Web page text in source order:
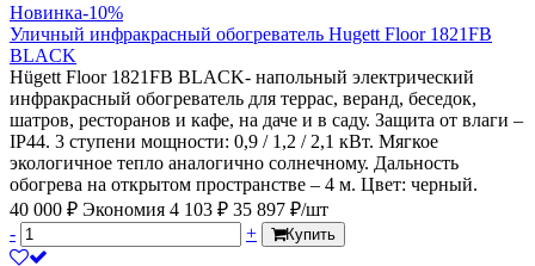
Новинка-10%
Уличный инфракрасный обогреватель Hugett Floor 1821FB
BLACK
Hügett Floor 1821FB BLACK- напольный электрический
инфракрасный обогреватель для террас, веранд, беседок,
шатров, ресторанов и кафе, на даче и в саду. Защита от влаги –
IP44. 3 ступени мощности: 0,9 / 1,2 / 2,1 кВт. Мягкое
экологичное тепло аналогично солнечному. Дальность
обогрева на открытом пространстве – 4 м. Цвет: черный.
40 000 ₽ Экономия 4 103 ₽ 35 897 ₽/шт
-
+ Купить